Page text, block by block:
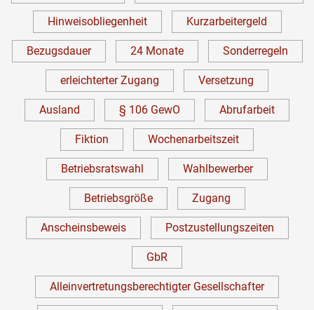
Hinweisobliegenheit Kurzarbeitergeld
Bezugsdauer 24 Monate Sonderregeln
erleichterter Zugang Versetzung
Ausland § 106 GewO Abrufarbeit
Fiktion Wochenarbeitszeit
Betriebsratswahl Wahlbewerber
Betriebsgröße Zugang
Anscheinsbeweis Postzustellungszeiten
GbR
Alleinvertretungsberechtigter Gesellschafter